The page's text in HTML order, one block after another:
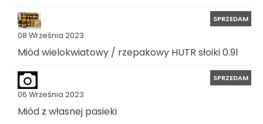
08 Września 2023
SPRZEDAM
Miód wielokwiatowy / rzepakowy HUTR słoiki 0.9l
06 Września 2023
SPRZEDAM
Miód z własnej pasieki